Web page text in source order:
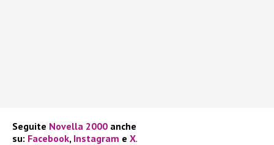
Seguite Novella 2000 anche
su: Facebook, Instagram e X.